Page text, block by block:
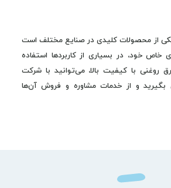
از محصولات کلیدی در صنایع مختلف است
خاص خود، در بسیاری از کاربردها استفاده
روغنی با کیفیت بالا، می‌توانید با شرکت
بگیرید و از خدمات مشاوره و فروش آن‌ها